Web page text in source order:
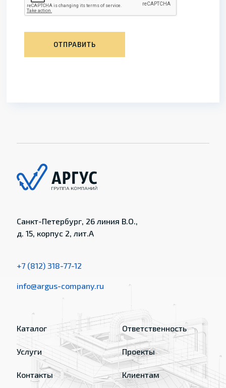
ОТПРАВИТЬ
Санкт-Петербург, 26 линия В.О.,
д. 15, корпус 2, лит.А
+7 (812) 318-77-12
info@argus-company.ru
Каталог
Услуги
Контакты
Ответственность
Проекты
Клиентам